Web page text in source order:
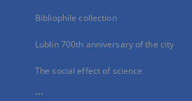
Bibliophile collection
Lublin 700th anniversary of the city
The social effect of science
...